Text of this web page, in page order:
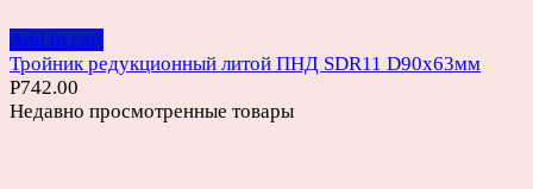
Add to cart
Тройник редукционный литой ПНД SDR11 D90х63мм
Р742.00
Недавно просмотренные товары